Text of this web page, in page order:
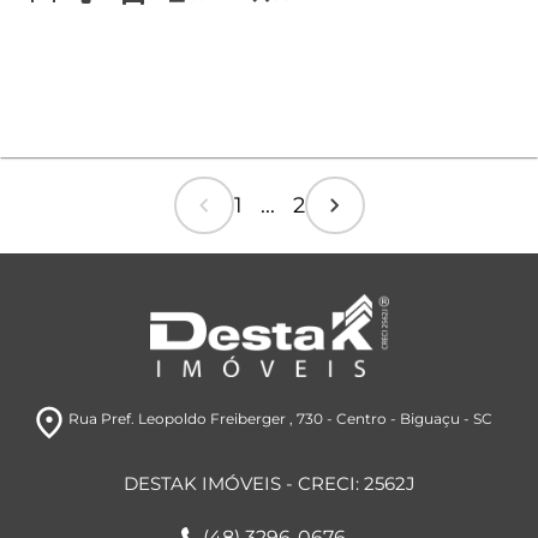
chevron_left 1 ... 2 chevron_right
room Rua Pref. Leopoldo Freiberger , 730- Centro - Biguaçu - SC
DESTAK IMÓVEIS - CRECI: 2562J